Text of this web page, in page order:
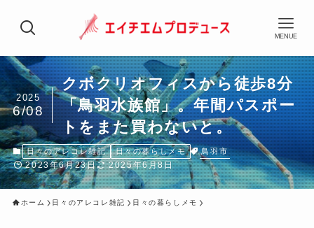
MENUE
クボクリオフィスから徒歩8分
「鳥羽水族館」。年間パスポー
トをまた買わないと。
2025
6/08
日々のアレコレ雑記 日々の暮らしメモ 鳥羽市
2023年6月23日 2025年6月8日
ホーム 日々のアレコレ雑記 日々の暮らしメモ